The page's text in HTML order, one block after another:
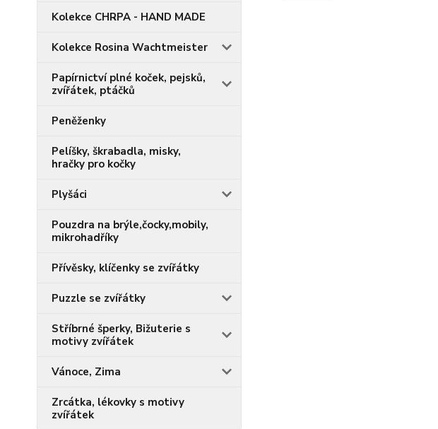
Kolekce CHRPA - HAND MADE
Kolekce Rosina Wachtmeister
Papírnictví plné koček, pejsků,
zvířátek, ptáčků
Peněženky
Pelíšky, škrabadla, misky,
hračky pro kočky
Plyšáci
Pouzdra na brýle,čocky,mobily,
mikrohadříky
Přívěsky, klíčenky se zvířátky
Puzzle se zvířátky
Stříbrné šperky, Bižuterie s
motivy zvířátek
Vánoce, Zima
Zrcátka, lékovky s motivy
zvířátek